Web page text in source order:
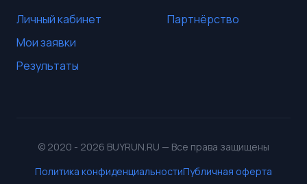
Личный кабинет
Мои заявки
Результаты
Партнёрство
© 2020 - 2026 BUYRUN.RU — Все права защищены
Политика конфиденциальностиПубличная оферта